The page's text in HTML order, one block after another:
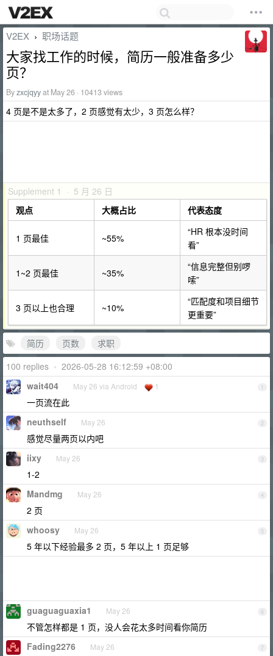
V2EX › 职场话题
大家找工作的时候，简历一般准备多少
页？
Byzxcjqyyat May 26 · 10413 views
4 页是不是太多了，2 页感觉有太少，3 页怎么样？
Supplement 1 · 5 月 26 日
观点
大概占比 代表态度
1 页最佳 ~55%
“HR 根本没时间
看”
1~2 页最佳 ~35%
“信息完整但别啰
嗦”
3 页以上也合理 ~10%
“匹配度和项目细节
更重要”
简历 页数
求职
100 replies • 2026-05-28 16:12:59 +08:00
1
wait404 May 26 via Android 1
一页流在此
2
neuthself May 26
感觉尽量两页以内吧
3
iixy May 26
1-2
4
Mandmg May 26
2 页
5
whoosy May 26
5 年以下经验最多 2 页，5 年以上 1 页足够
6
guaguaguaxia1 May 26
不管怎样都是 1 页，没人会花太多时间看你简历
7
Fading2276 May 26